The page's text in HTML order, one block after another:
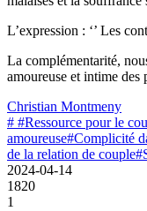
L’expression : ‘’ Les
La complémentarité,
amoureuse et intime des
Christian Montmeny
# #Ressource pour le
amoureuse#Complicité
de la relation de couple
2024-04-14
1820
1